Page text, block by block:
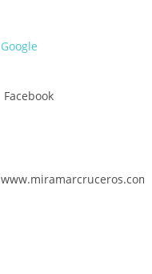
Google
Facebook